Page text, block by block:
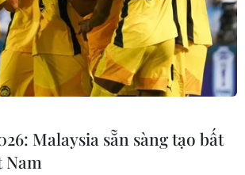
Malaysia sẵn sàng tạo bất
Nam